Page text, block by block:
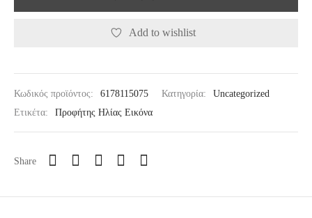
Add to wishlist
Κωδικός προϊόντος: 6178115075 Κατηγορία:
Uncategorized
Ετικέτα:
Προφήτης Ηλίας Εικόνα
Share